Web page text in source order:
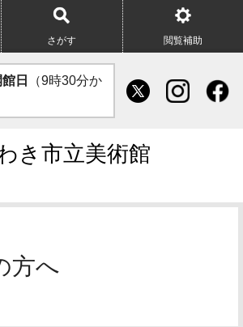
さがす 閲覧補助
日
（9時30分か
き市立美術館
方へ